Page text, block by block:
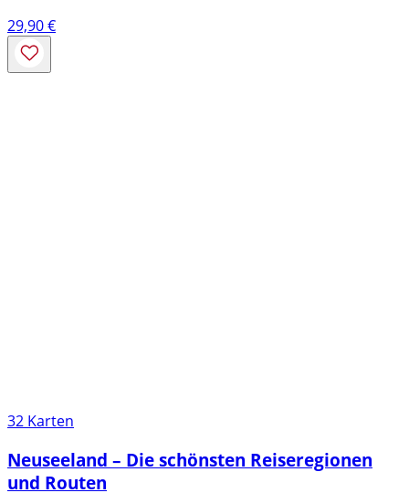
29,90€
32 Karten
Neuseeland – Die schönsten Reiseregionen
und Routen